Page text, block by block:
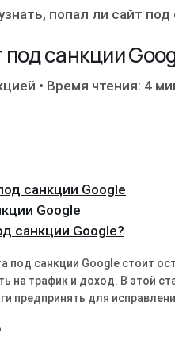
попал ли сайт
под санкции
• Время чтения: 4
санкции Google
Google
санкции Google?
под санкции Google стоит
на трафик и доход. В этой
предпринять для